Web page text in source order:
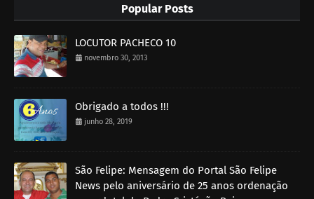
Popular Posts
LOCUTOR PACHECO 10
novembro 30, 2013
Obrigado a todos !!!
junho 28, 2019
São Felipe: Mensagem do Portal São Felipe
News pelo aniversário de 25 anos ordenação